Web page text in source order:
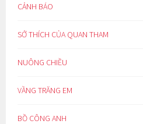
CẢNH BÁO
SỞ THÍCH CỦA QUAN THAM
NUÔNG CHIỀU
VẦNG TRĂNG EM
BỒ CÔNG ANH